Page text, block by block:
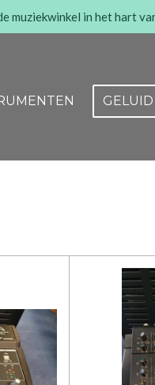
muziekwinkel in het hart
GELUID